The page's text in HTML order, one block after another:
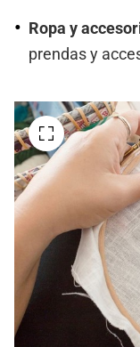
Ropa y
prendas y